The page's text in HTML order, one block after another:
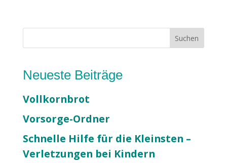
u
h
e
Suchen
Neueste Beiträge
Vollkornbrot
Vorsorge-Ordner
Schnelle Hilfe für die Kleinsten –
Verletzungen bei Kindern